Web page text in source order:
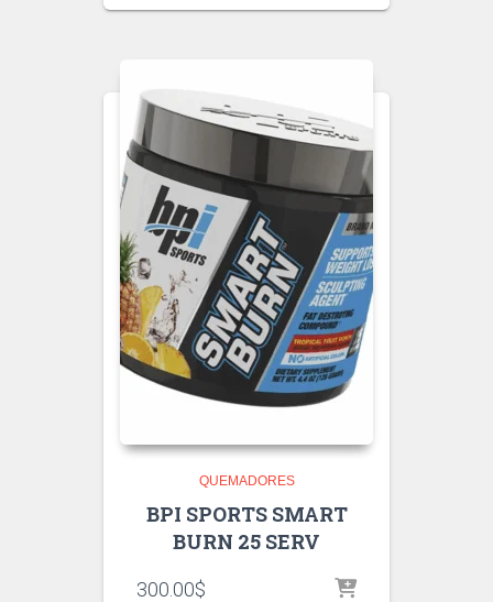
QUEMADORES
BPI SPORTS SMART
BURN 25 SERV
300.00$